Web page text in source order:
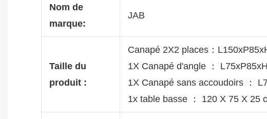
Nom de
marque:
JAB
Taille du
produit :
Canapé 2X2 places：
1X Canapé d'angle ：
1X Canapé sans accoudoirs ：
1x table basse ： 120 X 75 X 25